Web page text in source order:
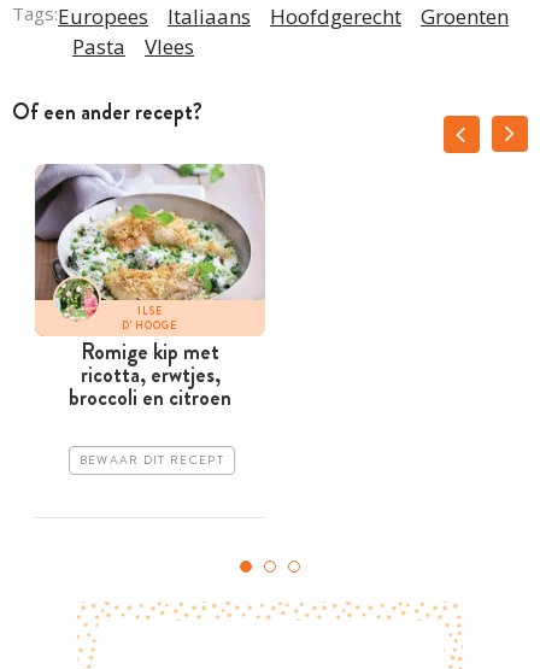
Tags:Europees Italiaans Hoofdgerecht
Groenten
Pasta
Vlees
Of een ander recept?
ILSE
D'HOOGE
Romige kip met
ricotta, erwtjes,
broccoli en citroen
BEWAAR DIT RECEPT